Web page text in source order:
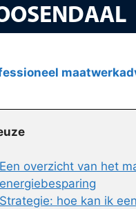
Een overzicht van het
energiebesparing
Strategie: hoe kan ik een